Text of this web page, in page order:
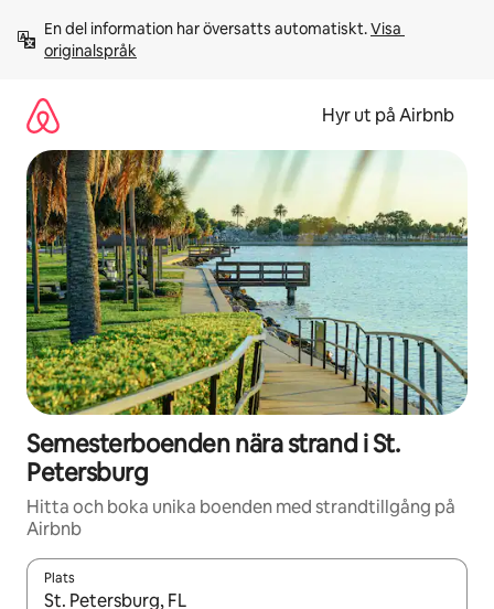
innehåll
En del information har översatts automatiskt. Visa
originalspråk
Hyr ut på Airbnb
Semesterboenden nära strand i St.
Petersburg
Hitta och boka unika boenden med strandtillgång på
Airbnb
Plats
När resultaten är tillgängliga kan du navigera med upp- och